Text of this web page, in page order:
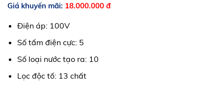
Giá khuyến mãi: 18.000.000 đ
Điện áp: 100V
Số tấm điện cực: 5
Số loại nước tạo ra: 10
Lọc độc tố: 13 chất